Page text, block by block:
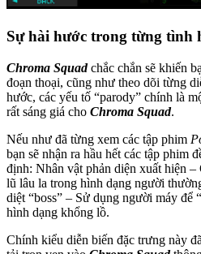
Sự hài hước trong từng tình
Chroma Squad chắc chắn sẽ khiến
đoạn thoại, cũng như theo dõi từng
hước, các yếu tố “parody” chính là
rất sáng giá cho Chroma Squad.
Nếu như đã từng xem các tập phim
bạn sẽ nhận ra hầu hết các tập phim
định: Nhân vật phản diện xuất hiện
lũ lâu la trong hình dạng người
diệt “boss” – Sử dụng người máy để
hình dạng khổng lồ.
Chính kiểu diễn biến đặc trưng này